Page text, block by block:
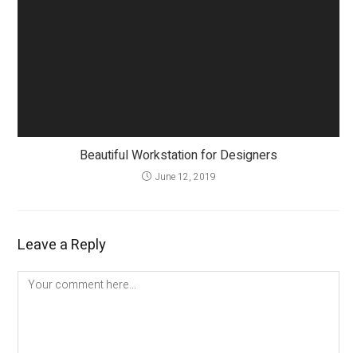
Beautiful Workstation for Designers
June 12, 2019
Leave a Reply